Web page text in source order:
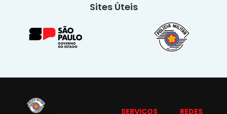
Sites Úteis
SERVIÇOS REDES